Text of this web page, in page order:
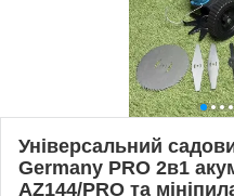
Універсальний
Germany PRO 2в1
AZ144/PRO та